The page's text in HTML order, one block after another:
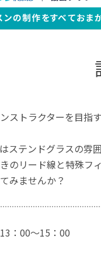
ストラクターを目指
ステンドグラスの雰
のリード線と特殊フ
みませんか？
：00～15：00